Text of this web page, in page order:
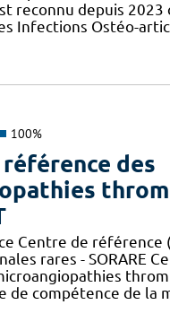
reconnu depuis 2023
Infections Ostéo-
100%
des
Centre de
rares - SORARE
de compétence de la